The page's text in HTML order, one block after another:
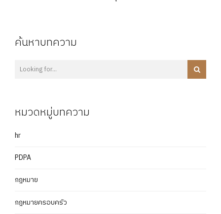
ค้นหาบทความ
หมวดหมู่บทความ
hr
PDPA
กฎหมาย
กฎหมายครอบครัว